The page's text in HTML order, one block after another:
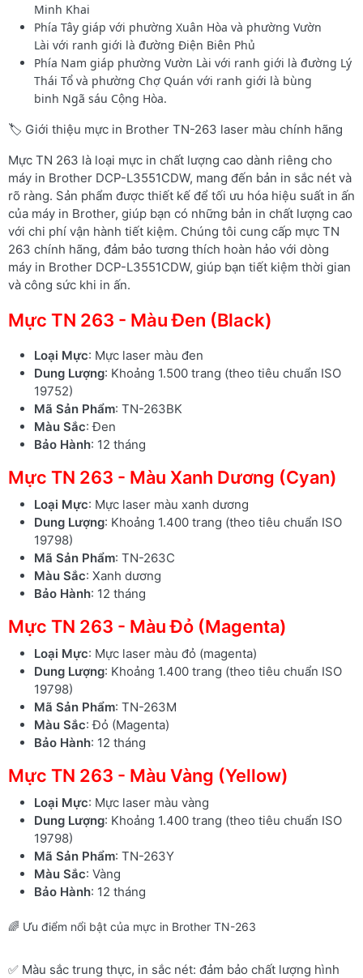
Minh Khai
Phía Tây giáp với phường Xuân Hòa và phường Vườn
Lài với ranh giới là đường Điện Biên Phủ
Phía Nam giáp phường Vườn Lài với ranh giới là đường Lý
Thái Tổ và phường Chợ Quán với ranh giới là bùng
binh Ngã sáu Cộng Hòa.
🏷️ Giới thiệu mực in Brother TN-263 laser màu chính hãng
Mực TN 263 là loại mực in chất lượng cao dành riêng cho
máy in Brother DCP-L3551CDW, mang đến bản in sắc nét và
rõ ràng. Sản phẩm được thiết kế để tối ưu hóa hiệu suất in ấn
của máy in Brother, giúp bạn có những bản in chất lượng cao
với chi phí vận hành tiết kiệm. Chúng tôi cung cấp mực TN
263 chính hãng, đảm bảo tương thích hoàn hảo với dòng
máy in Brother DCP-L3551CDW, giúp bạn tiết kiệm thời gian
và công sức khi in ấn.
Mực TN 263 - Màu Đen (Black)
Loại Mực: Mực laser màu đen
Dung Lượng: Khoảng 1.500 trang (theo tiêu chuẩn ISO
19752)
Mã Sản Phẩm: TN-263BK
Màu Sắc: Đen
Bảo Hành: 12 tháng
Mực TN 263 - Màu Xanh Dương (Cyan)
Loại Mực: Mực laser màu xanh dương
Dung Lượng: Khoảng 1.400 trang (theo tiêu chuẩn ISO
19798)
Mã Sản Phẩm: TN-263C
Màu Sắc: Xanh dương
Bảo Hành: 12 tháng
Mực TN 263 - Màu Đỏ (Magenta)
Loại Mực: Mực laser màu đỏ (magenta)
Dung Lượng: Khoảng 1.400 trang (theo tiêu chuẩn ISO
19798)
Mã Sản Phẩm: TN-263M
Màu Sắc: Đỏ (Magenta)
Bảo Hành: 12 tháng
Mực TN 263 - Màu Vàng (Yellow)
Loại Mực: Mực laser màu vàng
Dung Lượng: Khoảng 1.400 trang (theo tiêu chuẩn ISO
19798)
Mã Sản Phẩm: TN-263Y
Màu Sắc: Vàng
Bảo Hành: 12 tháng
🌈 Ưu điểm nổi bật của mực in Brother TN-263
✅ Màu sắc trung thực, in sắc nét: đảm bảo chất lượng hình